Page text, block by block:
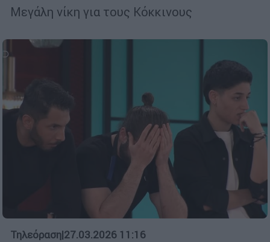
Μεγάλη νίκη για τους Κόκκινους
Τηλεόραση|27.03.2026 11:16